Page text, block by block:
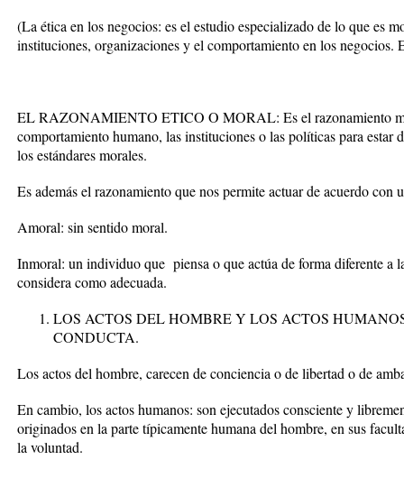
(La ética en los negocios: es el estudio especializado de lo que es
instituciones, organizaciones y el comportamiento en los negocios.
EL RAZONAMIENTO ETICO O MORAL: Es el razonamiento
comportamiento humano, las instituciones o las políticas para estar
los estándares morales.
Es además el razonamiento que nos permite actuar de acuerdo con
Amoral: sin sentido moral.
Inmoral: un individuo que piensa o que actúa de forma diferente a
considera como adecuada.
LOS ACTOS DEL HOMBRE Y LOS ACTOS
CONDUCTA.
Los actos del hombre, carecen de conciencia o de libertad o de
En cambio, los actos humanos: son ejecutados consciente y
originados en la parte típicamente humana del hombre, en sus
la voluntad.